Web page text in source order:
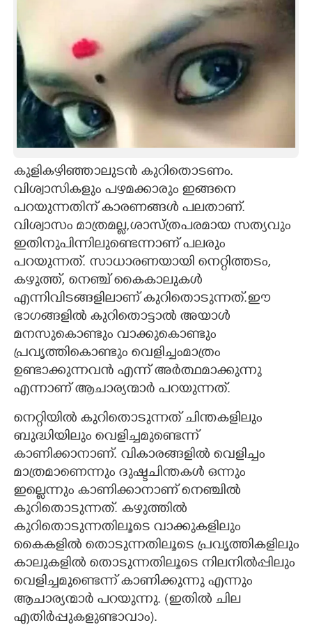
INFO+
ART
ASTRO
CARTOONS
LITERATURE
ZOOM
CONTACT US
കുളികഴിഞ്ഞാലുടൻ കുറിതൊടണം.
വിശ്വാസികളും പഴമക്കാരും ഇങ്ങനെ
പറയുന്നതിന് കാരണങ്ങൾ പലതാണ്.
വിശ്വാസം മാത്രമല്ല,ശാസ്ത്രപരമായ സത്യവും
ഇതിനുപിന്നിലുണ്ടെന്നാണ് പലരും
പറയുന്നത്. സാധാരണയായി നെറ്റിത്തടം,
കഴുത്ത്, നെഞ്ച് കൈകാലുകൾ
എന്നിവിടങ്ങളിലാണ് കുറിതൊടുന്നത്.ഈ
ഭാഗങ്ങളിൽ കുറിതൊട്ടാൽ അയാൾ
മനസുകൊണ്ടും വാക്കുകൊണ്ടും
പ്രവൃത്തികൊണ്ടും വെളിച്ചംമാത്രം
ഉണ്ടാക്കുന്നവൻ എന്ന് അർത്ഥമാക്കുന്നു
എന്നാണ് ആചാര്യന്മാർ പറയുന്നത്.
നെറ്റിയിൽ കുറിതൊടുന്നത് ചിന്തകളിലും
ബുദ്ധിയിലും വെളിച്ചമുണ്ടെന്ന്
കാണിക്കാനാണ്. വികാരങ്ങളിൽ വെളിച്ചം
മാത്രമാണെന്നും ദുഷ്ടചിന്തകൾ ഒന്നും
ഇല്ലെന്നും കാണിക്കാനാണ് നെഞ്ചിൽ
കുറിതൊടുന്നത്. കഴുത്തിൽ
കുറിതൊടുന്നതിലൂടെ വാക്കുകളിലും
കൈകളിൽ തൊടുന്നതിലൂടെ പ്രവൃത്തികളിലും
കാലുകളിൽ തൊടുന്നതിലൂടെ നിലനിൽപ്പിലും
വെളിച്ചമുണ്ടെന്ന് കാണിക്കുന്നു എന്നും
ആചാര്യന്മാർ പറയുന്നു. (ഇതിൽ ചില
എതിർപ്പുകളുണ്ടാവാം).